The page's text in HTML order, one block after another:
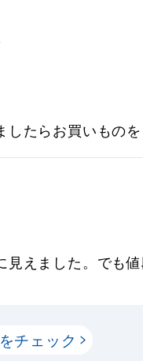
たらお買いものを
えました。でも値
チェック